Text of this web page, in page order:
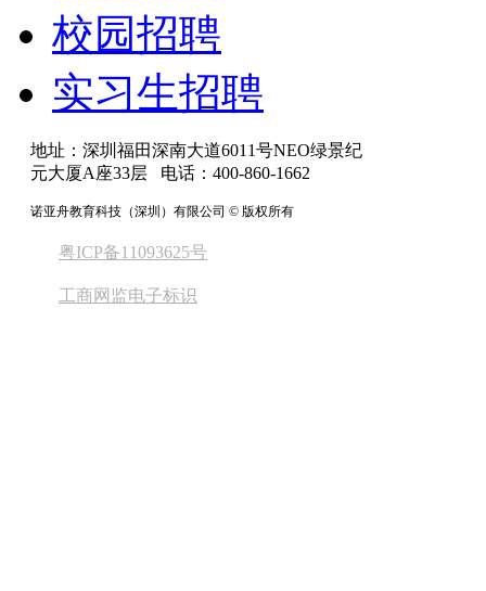
校园招聘
实习生招聘
地址：深圳福田深南大道6011号NEO绿景纪
元大厦A座33层 电话：400-860-1662
诺亚舟教育科技（深圳）有限公司 © 版权所有
粤ICP备11093625号
工商网监电子标识